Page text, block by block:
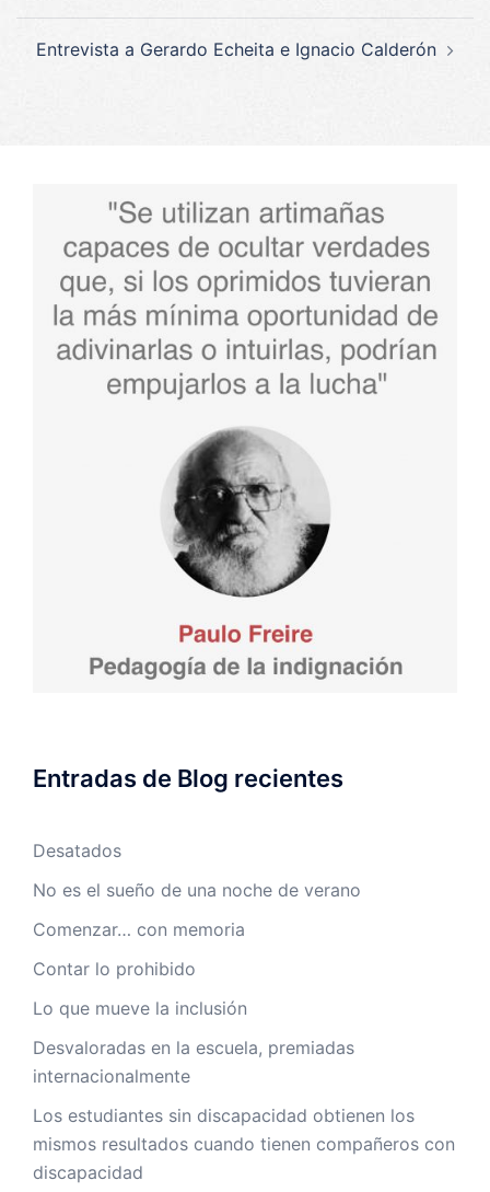
Entrevista a Gerardo Echeita e Ignacio Calderón
Entradas de Blog recientes
Desatados
No es el sueño de una noche de verano
Comenzar… con memoria
Contar lo prohibido
Lo que mueve la inclusión
Desvaloradas en la escuela, premiadas
internacionalmente
Los estudiantes sin discapacidad obtienen los
mismos resultados cuando tienen compañeros con
discapacidad